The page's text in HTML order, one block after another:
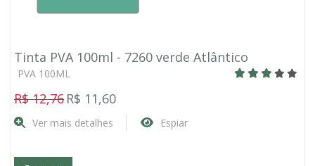
Tinta PVA 100ml - 7260 verde Atlântico
PVA 100ML
R$ 12,76 R$ 11,60
Ver mais detalhes Espiar